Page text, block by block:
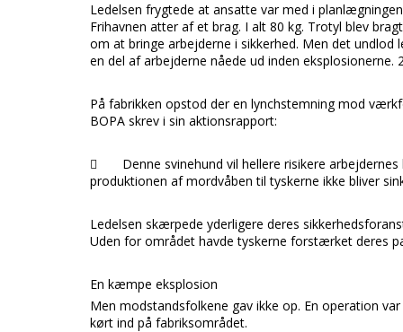
Ledelsen frygtede at ansatte var med i
Frihavnen atter af et brag. I alt 80 kg. Trotyl blev
om at bringe arbejderne i sikkerhed. Men det undlod
en del af arbejderne nåede ud inden
På fabrikken opstod der en lynchstemning mod
BOPA skrev i sin aktionsrapport:

Denne svinehund vil hellere risikere
produktionen af mordvåben til tyskerne ikke bliver
Ledelsen skærpede yderligere deres
Uden for området havde tyskerne forstærket deres
En kæmpe eksplosion
Men modstandsfolkene gav ikke op. En operation
kørt ind på fabriksområdet.